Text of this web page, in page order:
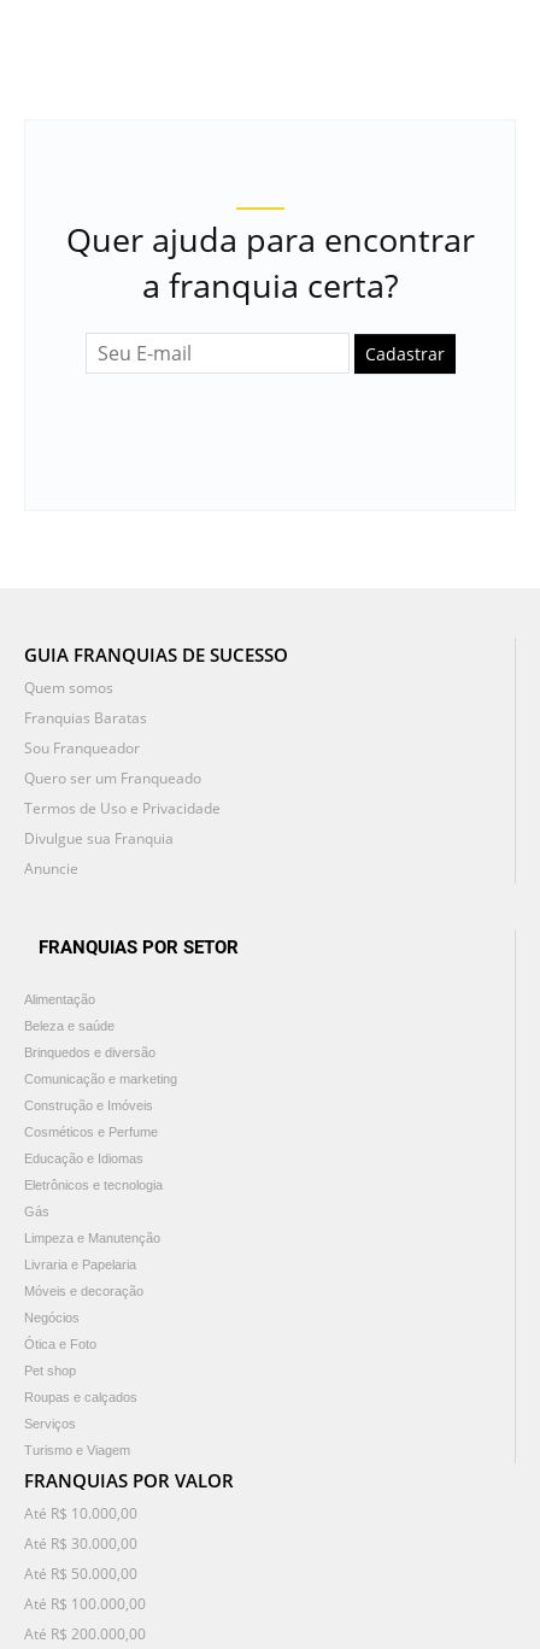
Quer ajuda para encontrar
a franquia certa?
Cadastrar
GUIA FRANQUIAS DE SUCESSO
Quem somos
Franquias Baratas
Sou Franqueador
Quero ser um Franqueado
Termos de Uso e Privacidade
Divulgue sua Franquia
Anuncie
FRANQUIAS POR SETOR
Alimentação
Beleza e saúde
Brinquedos e diversão
Comunicação e marketing
Construção e Imóveis
Cosméticos e Perfume
Educação e Idiomas
Eletrônicos e tecnologia
Gás
Limpeza e Manutenção
Livraria e Papelaria
Móveis e decoração
Negócios
Ótica e Foto
Pet shop
Roupas e calçados
Serviços
Turismo e Viagem
FRANQUIAS POR VALOR
Até R$ 10.000,00
Até R$ 30.000,00
Até R$ 50.000,00
Até R$ 100.000,00
Até R$ 200.000,00